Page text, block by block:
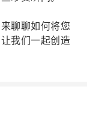
聊聊如何将您
我们一起创造